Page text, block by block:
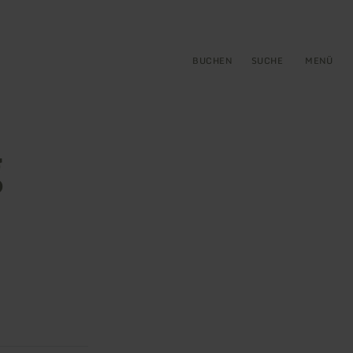
BUCHEN SUCHE MENÜ